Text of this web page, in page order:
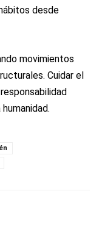
desde
movimientos
Cuidar el